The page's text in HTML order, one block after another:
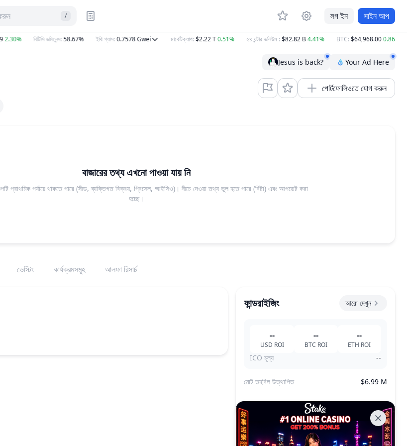
/ লগ ইন সাইন আপ
2.30% বিটিসি ডমিনেন্স:58.67% ইথি গ্যাস:0.7578Gwei মার্কেটক্যাপ:$2.22 T 0.51% ২৪ ঘন্টার ভলিউম: $82.82 B 4.41% BTC:$64,968.000.86%
Jesus is back? Your Ad Here
পোর্টফোলিওতে যোগ করুন
বাজারের তথ্য এখনো পাওয়া যায় নি
প্রাথমিক পর্যায়ে থাকতে পারে (সীড, ব্যক্তিগত বিক্রয়, প্রিসেল, আইসিও)। নীচে দেওয়া তথ্য ভুল হতে পারে (বিটা) এবং আপডেট করা
হচ্ছে।
ভেস্টিং কার্যক্রমসমূহ আলফা রিসার্চ
ফান্ডরাইজিং আরো দেখুন
--
USD ROI
--
BTC ROI
--
ETH ROI
ICO মূল্য --
মোট তহবিল উত্থাপিত $6.99 M
মোট টোকেন বিক্রি --